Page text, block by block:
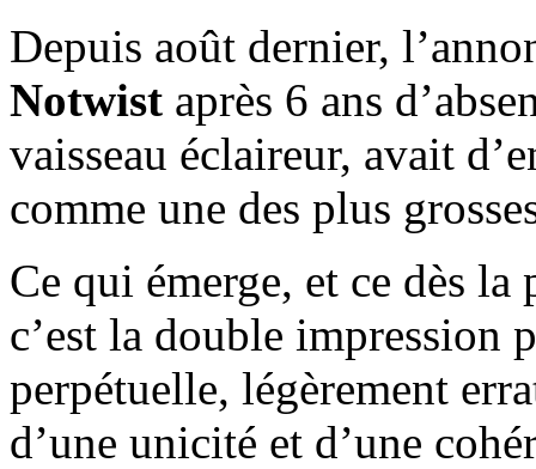
Depuis août dernier,
Notwist après 6 ans
vaisseau éclaireur, avait
comme une des plus
Ce qui émerge, et ce dès
c’est la double impression
perpétuelle, légèrement
d’une unicité et d’une